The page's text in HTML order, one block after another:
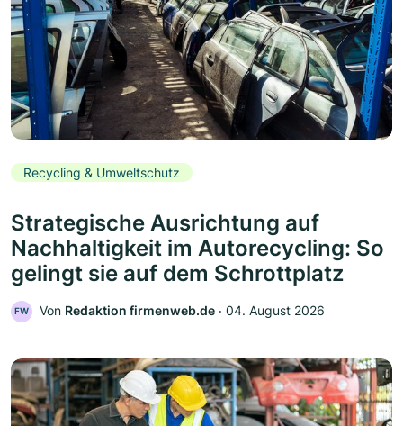
Recycling & Umweltschutz
Strategische Ausrichtung auf
Nachhaltigkeit im Autorecycling: So
gelingt sie auf dem Schrottplatz
FW Von Redaktion firmenweb.de ‧ 04. August 2026